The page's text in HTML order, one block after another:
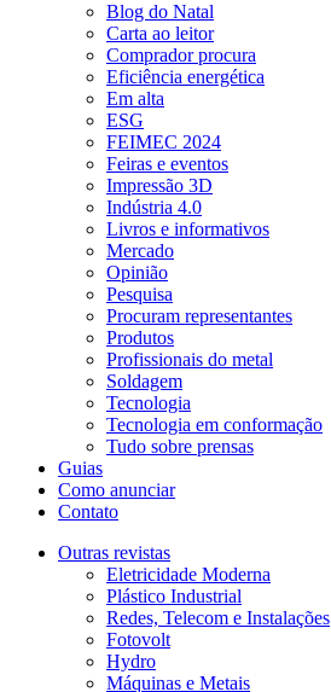
Blog do Natal
Carta ao leitor
Comprador procura
Eficiência energética
Em alta
ESG
FEIMEC 2024
Feiras e eventos
Impressão 3D
Indústria 4.0
Livros e informativos
Mercado
Opinião
Pesquisa
Procuram representantes
Produtos
Profissionais do metal
Soldagem
Tecnologia
Tecnologia em conformação
Tudo sobre prensas
Guias
Como anunciar
Contato
Outras revistas
Eletricidade Moderna
Plástico Industrial
Redes, Telecom e Instalações
Fotovolt
Hydro
Máquinas e Metais